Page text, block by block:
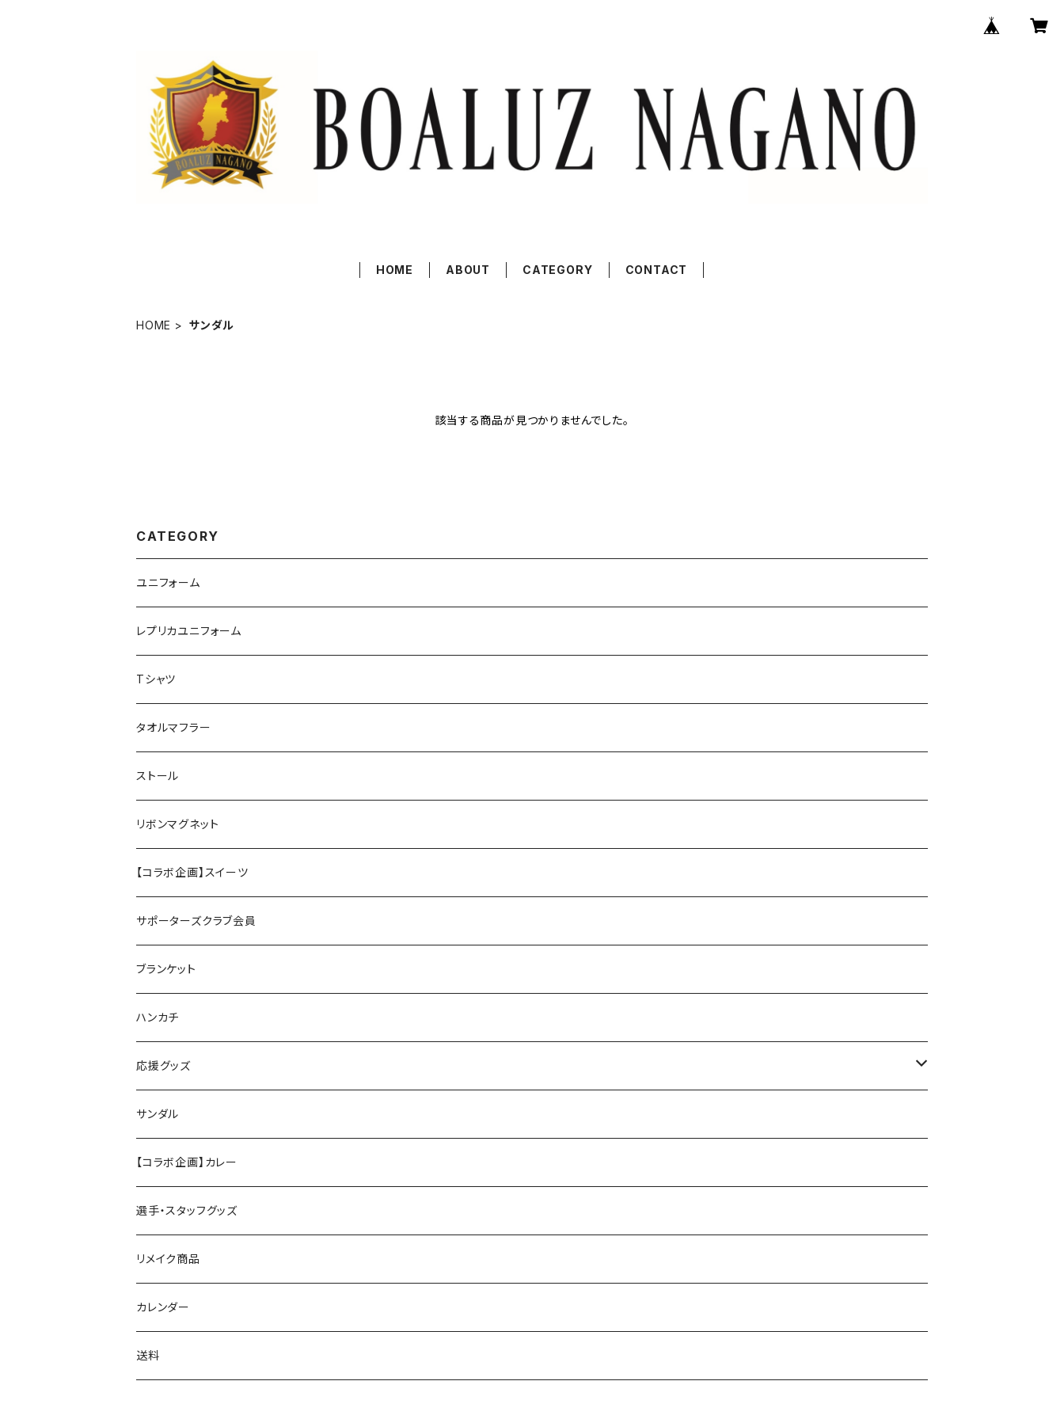
HOME ABOUT CATEGORY CONTACT
HOME サンダル
該当する商品が見つかりませんでした。
CATEGORY
ユニフォーム
レプリカユニフォーム
Tシャツ
タオルマフラー
ストール
リボンマグネット
【コラボ企画】スイーツ
サポーターズクラブ会員
ブランケット
ハンカチ
応援グッズ
ペンライト
サンダル
【コラボ企画】カレー
選手・スタッフグッズ
リメイク商品
カレンダー
送料